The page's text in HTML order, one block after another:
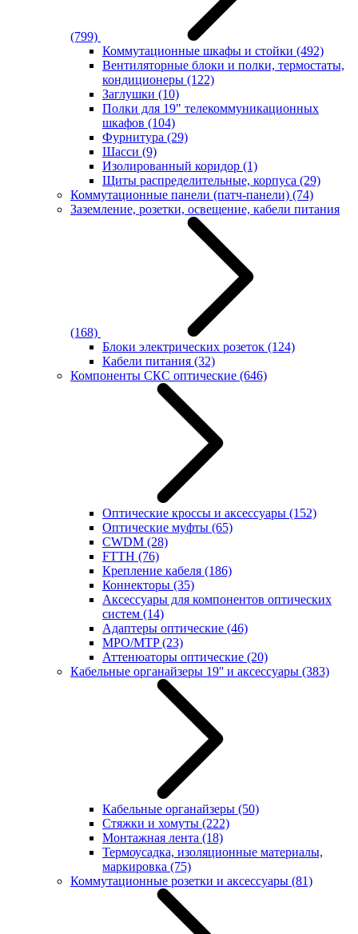
(799)
Коммутационные шкафы и стойки (492)
Вентиляторные блоки и полки, термостаты,
кондиционеры (122)
Заглушки (10)
Полки для 19" телекоммуникационных
шкафов (104)
Фурнитура (29)
Шасси (9)
Изолированный коридор (1)
Щиты распределительные, корпуса (29)
Коммутационные панели (патч-панели) (74)
Заземление, розетки, освещение, кабели питания
(168)
Блоки электрических розеток (124)
Кабели питания (32)
Компоненты СКС оптические (646)
Оптические кроссы и аксессуары (152)
Оптические муфты (65)
CWDM (28)
FTTH (76)
Крепление кабеля (186)
Коннекторы (35)
Аксессуары для компонентов оптических
систем (14)
Адаптеры оптические (46)
MPO/MTP(23)
Аттенюаторы оптические (20)
Кабельные органайзеры 19'' и аксессуары (383)
Кабельные органайзеры (50)
Стяжки и хомуты (222)
Монтажная лента (18)
Термоусадка, изоляционные материалы,
маркировка (75)
Коммутационные розетки и аксессуары (81)